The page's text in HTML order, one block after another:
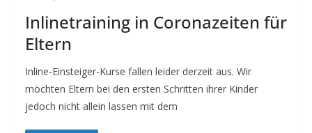
Inlinetraining in Coronazeiten für
Eltern
Inline-Einsteiger-Kurse fallen leider derzeit aus. Wir
möchten Eltern bei den ersten Schritten ihrer Kinder
jedoch nicht allein lassen mit dem